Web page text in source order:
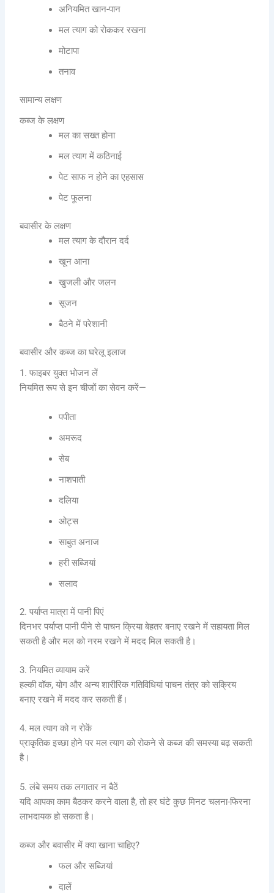
अनियमित खान-पान
मल त्याग को रोककर रखना
मोटापा
तनाव
सामान्य लक्षण
कब्ज के लक्षण
मल का सख्त होना
मल त्याग में कठिनाई
पेट साफ न होने का एहसास
पेट फूलना
बवासीर के लक्षण
मल त्याग के दौरान दर्द
खून आना
खुजली और जलन
सूजन
बैठने में परेशानी
बवासीर और कब्ज का घरेलू इलाज
1. फाइबर युक्त भोजन लें
नियमित रूप से इन चीजों का सेवन करें—
पपीता
अमरूद
सेब
नाशपाती
दलिया
ओट्स
साबुत अनाज
हरी सब्जियां
सलाद
2. पर्याप्त मात्रा में पानी पिएं
दिनभर पर्याप्त पानी पीने से पाचन क्रिया बेहतर बनाए रखने में सहायता मिल
सकती है और मल को नरम रखने में मदद मिल सकती है।
3. नियमित व्यायाम करें
हल्की वॉक, योग और अन्य शारीरिक गतिविधियां पाचन तंत्र को सक्रिय
बनाए रखने में मदद कर सकती हैं।
4. मल त्याग को न रोकें
प्राकृतिक इच्छा होने पर मल त्याग को रोकने से कब्ज की समस्या बढ़ सकती
है।
5. लंबे समय तक लगातार न बैठें
यदि आपका काम बैठकर करने वाला है, तो हर घंटे कुछ मिनट चलना-फिरना
लाभदायक हो सकता है।
कब्ज और बवासीर में क्या खाना चाहिए?
फल और सब्जियां
दालें